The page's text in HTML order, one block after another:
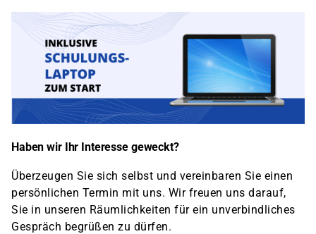
Haben wir Ihr Interesse geweckt?
Überzeugen Sie sich selbst und vereinbaren Sie einen
persönlichen Termin mit uns. Wir freuen uns darauf,
Sie in unseren Räumlichkeiten für ein unverbindliches
Gespräch begrüßen zu dürfen.